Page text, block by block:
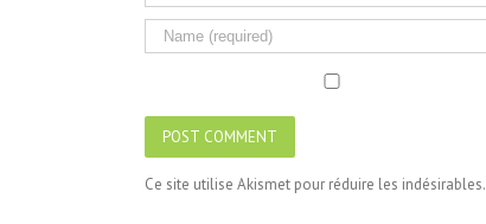
Ce site utilise Akismet pour réduire les indésirables.